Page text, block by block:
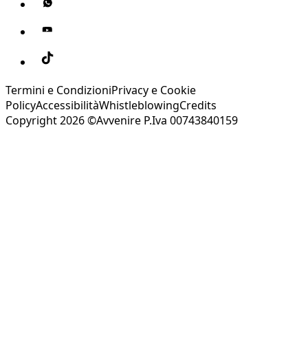
Termini e CondizioniPrivacy e Cookie
PolicyAccessibilitàWhistleblowingCredits
Copyright 2026 ©Avvenire P.Iva 00743840159